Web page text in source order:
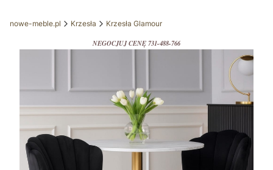
nowe-meble.pl Krzesła Krzesła Glamour
NEGOCJUJ CENĘ 731-488-766